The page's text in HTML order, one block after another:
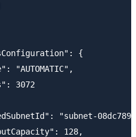
{
"AUTOMATIC",
3072
"subnet-
128,